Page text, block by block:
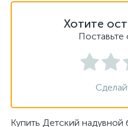
Хотите
Купить Детский